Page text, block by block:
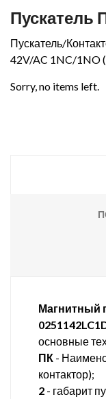
Пускатель
Пускатель/
42V/AC 1NC/1NO
Sorry, no items left.
Магнитный
основные
ПК -
контактор);
2 - габарит